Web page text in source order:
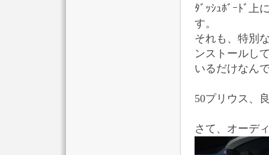
ﾀﾞｯｼｭﾎﾞｰﾄﾞ上
す。
それも、特別
ンストールし
いるだけなん
50プリウス、
さて、オーデ